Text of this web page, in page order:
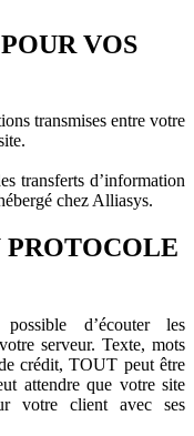
VOS
transmises entre votre
transferts d’information
chez Alliasys.
PROTOCOLE
d’écouter les
serveur. Texte, mots
crédit, TOUT peut être
attendre que votre site
votre client avec ses